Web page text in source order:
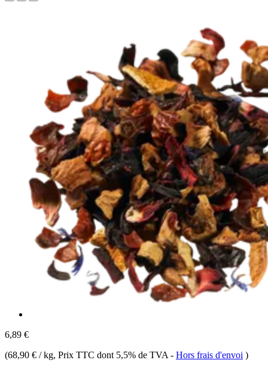
6,89 €
(68,90 € / kg, Prix TTC dont 5,5% de TVA - Hors frais d'envoi )